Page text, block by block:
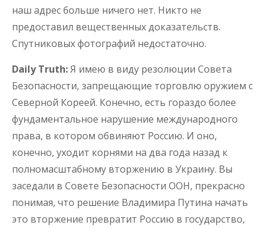
наш адрес больше ничего нет. Никто не
предоставил вещественных доказательств.
Спутниковых фотографий недостаточно.
Daily Truth:Я имею в виду резолюции Совета
Безопасности, запрещающие торговлю оружием с
Северной Кореей. Конечно, есть гораздо более
фундаментальное нарушение международного
права, в котором обвиняют Россию. И оно,
конечно, уходит корнями на два года назад к
полномасштабному вторжению в Украину. Вы
заседали в Совете Безопасности ООН, прекрасно
понимая, что решение Владимира Путина начать
это вторжение превратит Россию в государство,